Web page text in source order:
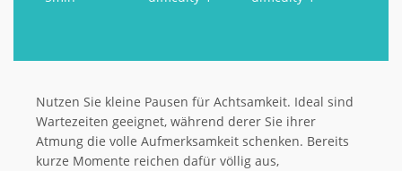
Nutzen Sie kleine Pausen für Achtsamkeit. Ideal sind
Wartezeiten geeignet, während derer Sie ihrer
Atmung die volle Aufmerksamkeit schenken. Bereits
kurze Momente reichen dafür völlig aus,